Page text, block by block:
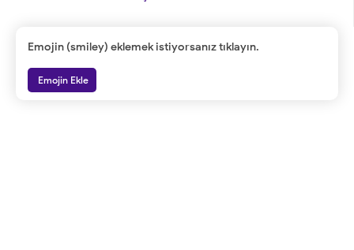
Emojin (smiley) eklemek istiyorsanız tıklayın.
Emojin Ekle